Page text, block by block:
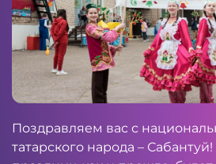
Поздравляем вас с
татарского народа – Сабантуй!